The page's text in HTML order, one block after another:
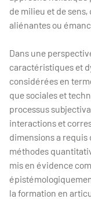
de milieu et de
aliénantes ou
Dans une
caractéristiques et
considérées en
que sociales et
processus
interactions et
dimensions a requis
méthodes
mis en évidence
la formation en